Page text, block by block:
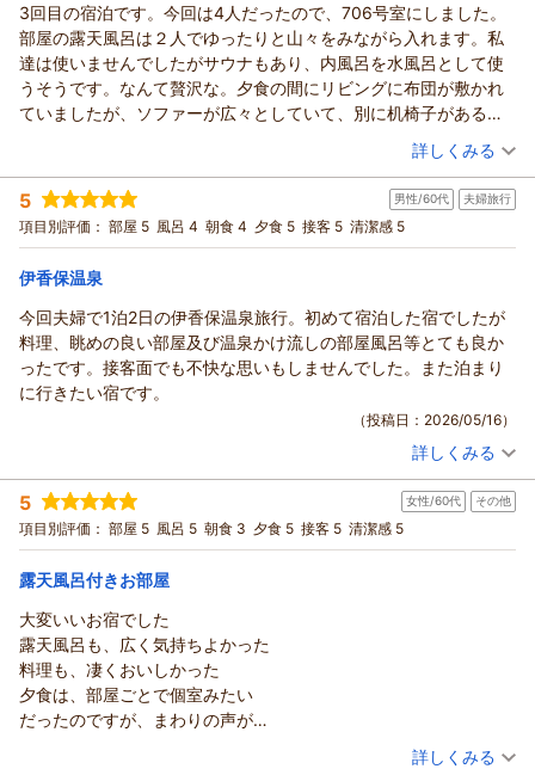
須長 政幸
（返信日：2026/06/17）
すべてにおいて大満足。おすすめのお宿です。」
との過分なお言葉、本当にありがとうございます。
頂戴しましたお言葉に恥じぬ様、今後も
精一杯のおもてなしに努めて参りますので
引き続きご愛顧の程お願い申し上げます。
須長 政幸
（返信日：2026/05/31）
【ホテル松本楼】やさしさとふれあいの温泉宿からの返信
ヒロコ 様
お母様との旅行に伊香保温泉のホテル松本楼を
お選び頂きまして誠にありがとうございました。
洋室のバリアフリーのお部屋をご予約頂き
「足の悪い母を連れての旅行でしたが、エレベーター近くの
部屋を取ったらほとんど歩かずにすみました。
降りてすぐお風呂や食事場所があり、お風呂には手すり、
朝食のバイキングではワゴンを貸して頂いたおかげで
終始母は笑顔で良かったです。」と場所や備品を
お母様にもお気に入り頂けた様で何よりでございます。
「食事も食器や彩りが素晴らしく、美味しいし、
大浴場も2個あるので朝晩楽しめます。」とのコメント
有り難いです。
母の日で用意していたカーネーションも「大満足でした！」
いつまでも変わらず、安心且つご期待にお応え出来る
変わらぬご愛顧をお願い申し上げます。
口コミでの高評価誠にありがとうございました。
ホ
テル松本楼
須長 政幸
3回目の宿泊です。今回は4人だったので、706号室にしました。
部屋の露天風呂は２人でゆったりと山々をみながら入れます。私
達は使いませんでしたがサウナもあり、内風呂を水風呂として使
うそうです。なんて贅沢な。夕食の間にリビングに布団が敷かれ
ていましたが、ソファーが広々としていて、別に机椅子があるの
で、ゆったりと部屋飲みも出来ます。寝室には二つ充電器があ
り、机にもあってコンセントも充実しています。洗面も二つあ
り、となりには別の鏡とrifaがあり、朝の身支度も渋滞しません。
夕食は個室でしたが、手の込んだ料理がならび、飲み物も注文す
るとすぐに持ってきてくれます。夕食に出てくるビーフシチュー
はバイキングでしたが、小さなお子さん連れの家族がけっこうい
たのですが、夕食はキッズルーム付の食事処を利用していたので
しょうね。夕食時には子供の声がしなかったので気づきませんで
した。車椅子の方は食事に近い席に誘導されていました。以前友
人に聞いた２階のバリアフリーの部屋に宿泊されたのでしょう。
カレーも辛さ控えめで万人向けですし、朝から天ぷらを揚げてく
撮ろうとしたら、係の人が宿の提灯と打ち出の小槌をかしてくれ
て写真を撮ってくれました。妹に感想を聞いたら、部屋も食事も
凄かったけど、二種類の温泉に入れたのが贅沢で、初めての伊香
保に大満足していました。本当は教えたくないけど、素晴らしい
（投稿日：2026/05/17）
宿泊時期： 2026年05月宿泊 (家族旅行)
投稿者： ねこたんさん
宿泊プラン： 【泊まって良かった宿大賞受賞☆記念プラン】スタンダード会
席が料金そのまま＜グレードアップ会席＞に！
和洋室 朝・夕
宿泊価格帯：
【ホテル松本楼】やさしさとふれあいの温泉宿からの返信
ねこたん 様
先日も伊香保温泉のホテル松本楼に
ご宿泊頂きまして誠に有り難うございました。
サウナ・露天風呂付きのお部屋をご予約頂き
「部屋の露天風呂は２人でゆったりと山々をみながら
入れます。私達は使いませんでしたがサウナもあり、
内風呂を水風呂として使うそうです。なんて贅沢な。
夕食の間にリビングに布団が敷かれていましたが、
ソファーが広々としていて、別に机椅子があるので、
ゆったりと部屋飲みも出来ます。寝室には二つ
洗面も二つあり、となりには別の鏡とrifaがあり、
朝の身支度も渋滞しません。」とのコメント
有り難いです。
当館のルーツでもあるビーフシチューをお気に入り頂き
お土産にもお買い求め頂き」、ありがとうございます。
朝食バイキングも「カレーも辛さ控えめで万人向けですし、
詳しくみる
5 男性/60代 夫婦旅行
項目別評価： 部屋 5 風呂 4 朝食 4 夕食 5 接客 5 清潔感 5
伊香保温泉
今回夫婦で1泊2日の伊香保温泉旅行。初めて宿泊した宿でしたが
料理、眺めの良い部屋及び温泉かけ流しの部屋風呂等とても良か
ったです。接客面でも不快な思いもしませんでした。また泊まり
に行きたい宿です。
（投稿日：2026/05/16）
投稿者： ひろちゃんさん(男性/60代)
宿泊プラン： ■スタンダード会席■群馬の食材盛りだくさん♪『地産地消の旬
の恵み』 心と身体を整えるリトリート時間
ツイン 朝・夕
宿泊価格帯： 30,001円以上(大人一人あたり/税込)
ひろちゃん 様
先日はご夫婦で初めてホテル松本楼を
ご利用頂きまして誠に有り難うございました。
料理長が厳選した四季折々の旬の食材を用いた
地産地消のお料理や地元野菜をふんだんに使った
朝食バイキング、温泉付きの和洋室をお気に入り下さり
詳しくみる
5 女性/60代 その他
項目別評価： 部屋 5 風呂 5 朝食 3 夕食 5 接客 5 清潔感 5
露天風呂付きお部屋
大変いいお宿でした
露天風呂も、広く気持ちよかった
料理も、凄くおいしかった
夕食は、部屋ごとで個室みたい
だったのですが、まわりの声が
（投稿日：2026/05/15）
詳しくみる